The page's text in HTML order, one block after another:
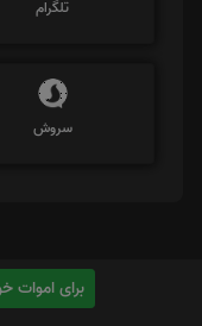
تلگرام
سروش
برای اموات خود در کمتر